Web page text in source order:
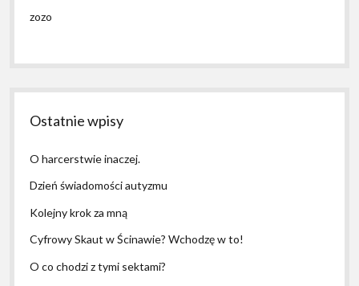
zozo
Ostatnie wpisy
O harcerstwie inaczej.
Dzień świadomości autyzmu
Kolejny krok za mną
Cyfrowy Skaut w Ścinawie? Wchodzę w to!
O co chodzi z tymi sektami?